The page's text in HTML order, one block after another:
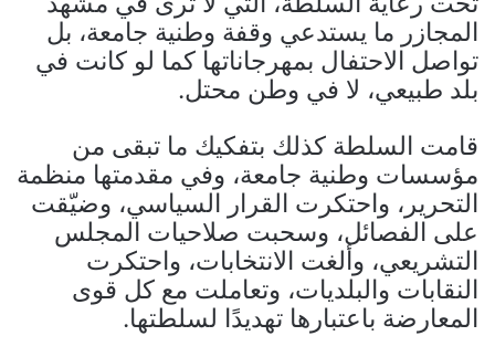
المجازر ما يستدعي وقفة وطنية جامعة، بل
تواصل الاحتفال بمهرجاناتها كما لو كانت في
بلد طبيعي، لا في وطن محتل.
قامت السلطة كذلك بتفكيك ما تبقى من
مؤسسات وطنية جامعة، وفي مقدمتها منظمة
التحرير، واحتكرت القرار السياسي، وضيّقت
على الفصائل، وسحبت صلاحيات المجلس
التشريعي، وألغت الانتخابات، واحتكرت
النقابات والبلديات، وتعاملت مع كل قوى
المعارضة باعتبارها تهديدًا لسلطتها.